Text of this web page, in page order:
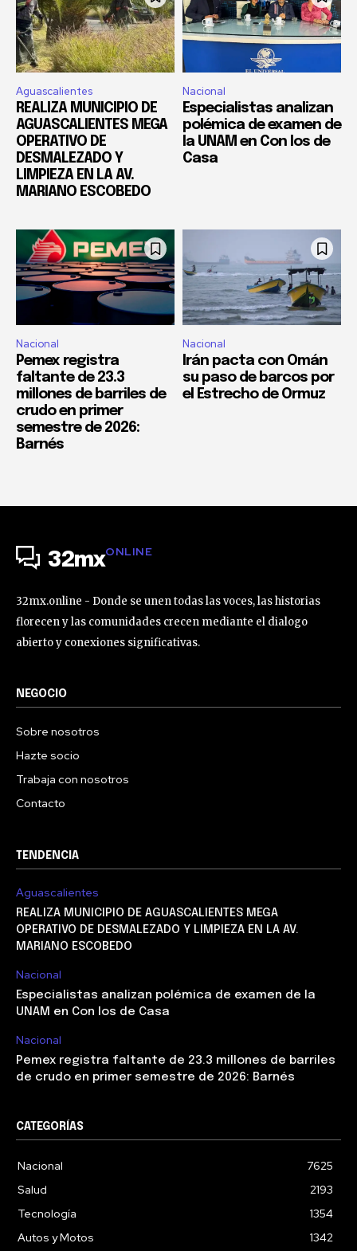
Aguascalientes
REALIZA MUNICIPIO DE
AGUASCALIENTES MEGA
OPERATIVO DE
DESMALEZADO Y
LIMPIEZA EN LA AV.
MARIANO ESCOBEDO
Nacional
Especialistas analizan
polémica de examen de
la UNAM en Con los de
Casa
Nacional
Pemex registra
faltante de 23.3
millones de barriles de
crudo en primer
semestre de 2026:
Barnés
Nacional
Irán pacta con Omán
su paso de barcos por
el Estrecho de Ormuz
32mxONLINE
32mx.online - Donde se unen todas las voces, las historias
florecen y las comunidades crecen mediante el dialogo
abierto y conexiones significativas.
NEGOCIO
Sobre nosotros
Hazte socio
Trabaja con nosotros
Contacto
TENDENCIA
Aguascalientes
REALIZA MUNICIPIO DE AGUASCALIENTES MEGA
OPERATIVO DE DESMALEZADO Y LIMPIEZA EN LA AV.
MARIANO ESCOBEDO
Nacional
Especialistas analizan polémica de examen de la
UNAM en Con los de Casa
Nacional
Pemex registra faltante de 23.3 millones de barriles
de crudo en primer semestre de 2026: Barnés
CATEGORÍAS
Nacional
7625
Salud
2193
Tecnología
1354
Autos y Motos
1342